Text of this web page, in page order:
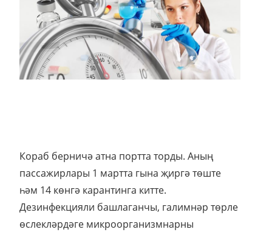
Кораб берничә атна портта торды. Аның
пассажирлары 1 мартта гына җиргә төште
һәм 14 көнгә карантинга китте.
Дезинфекцияли башлаганчы, галимнәр төрле
өслекләрдәге микроорганизмнарны